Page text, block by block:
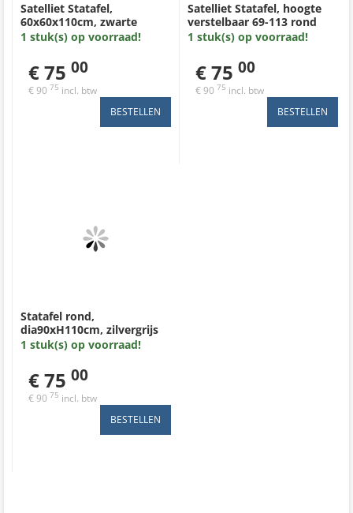
Satelliet Statafel,
60x60x110cm, zwarte
hamerslag metalen zware
poot met zwartbruin
massief houten blad 4 cm
1 stuk(s) op voorraad!
€ 75 00
€ 90 75 incl. btw
Satelliet Statafel, hoogte
verstelbaar 69-113 rond
80cm, zilvergrijs metalen
zware poot met zwartbruin
massief houten blad 4 cm
1 stuk(s) op voorraad!
€ 75 00
€ 90 75 incl. btw
Statafel rond,
dia90xH110cm, zilvergrijs
zware ronde poot met
ahorn blad
1 stuk(s) op voorraad!
€ 75 00
€ 90 75 incl. btw